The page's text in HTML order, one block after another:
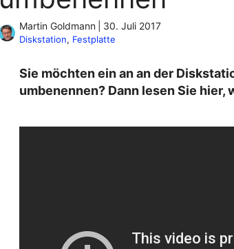
Martin Goldmann 30. Juli 2017
Diskstation, Festplatte
Sie möchten ein an an der
umbenennen? Dann lesen Sie hier,